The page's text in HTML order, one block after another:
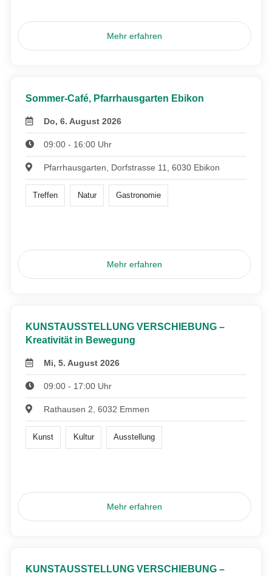
Mehr erfahren
Sommer-Café, Pfarrhausgarten Ebikon
Do, 6. August 2026
09:00 - 16:00 Uhr
Pfarrhausgarten, Dorfstrasse 11, 6030 Ebikon
Treffen Natur Gastronomie
Mehr erfahren
KUNSTAUSSTELLUNG VERSCHIEBUNG –
Kreativität in Bewegung
Mi, 5. August 2026
09:00 - 17:00 Uhr
Rathausen 2, 6032 Emmen
Kunst Kultur Ausstellung
Mehr erfahren
KUNSTAUSSTELLUNG VERSCHIEBUNG –